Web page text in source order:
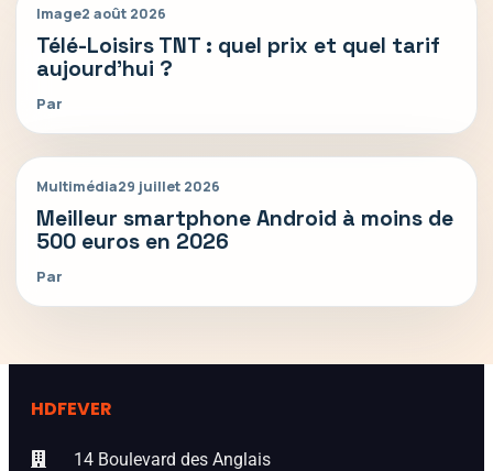
Image2 août 2026
Télé-Loisirs TNT : quel prix et quel tarif
aujourd’hui ?
Par
Multimédia29 juillet 2026
Meilleur smartphone Android à moins de
500 euros en 2026
Par
HDFEVER
14 Boulevard des Anglais